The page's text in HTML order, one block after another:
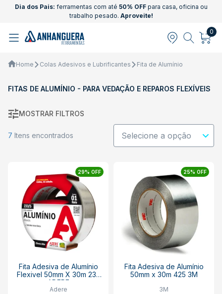
Dia dos Pais: ferramentas com até 50% OFFpara casa, oficina ou
trabalho pesado. Aproveite!
0
Home Colas Adesivos e Lubrificantes Fita de Alumínio
FITAS DE ALUMÍNIO - PARA VEDAÇÃO E REPAROS FLEXÍVEIS
MOSTRAR FILTROS
7 Itens encontrados
29% OFF
Fita Adesiva de Alumínio
Flexivel 50mm X 30m 233
ADERE
Adere
25% OFF
Fita Adesiva de Alumínio
50mm x 30m 425 3M
3M